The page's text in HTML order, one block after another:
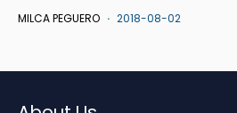
MILCA PEGUERO 2018-08-02